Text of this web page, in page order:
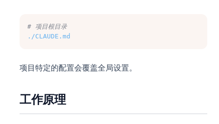
# 项目根目录
./CLAUDE.md
项目特定的配置会覆盖全局设置。
工作原理